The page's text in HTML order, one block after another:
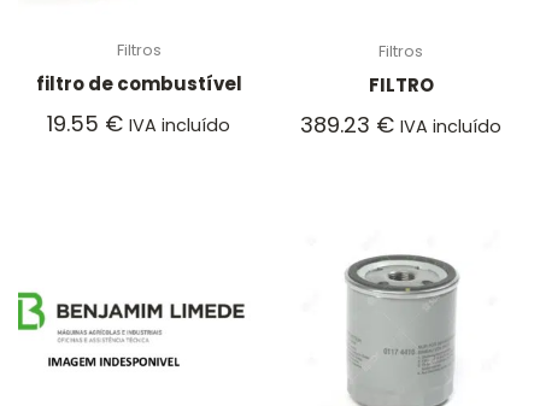
Filtros
filtro de combustível
19.55 € IVA incluído
Filtros
FILTRO
389.23 € IVA incluído